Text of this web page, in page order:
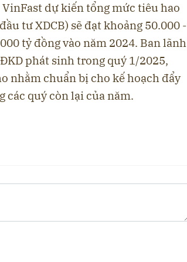
dự kiến tổng mức tiêu hao
tư XDCB) sẽ đạt khoảng 50.000 -
tỷ đồng vào năm 2024. Ban lãnh
phát sinh trong quý 1/2025,
nhằm chuẩn bị cho kế hoạch đẩy
các quý còn lại của năm.